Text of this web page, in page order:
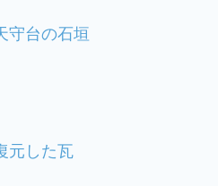
守台の石垣
元した瓦